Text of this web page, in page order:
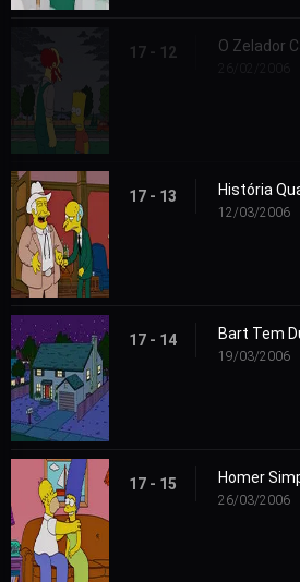
17 - 12 O Zelador
17 - 13 História
12/03/2006
17 - 14 Bart Tem
19/03/2006
17 - 15
26/03/2006